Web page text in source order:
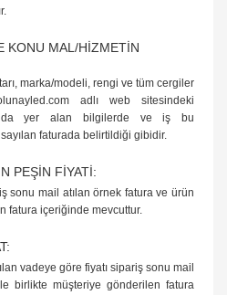
KONU MAL/HİZMETİN
marka/modeli, rengi ve tüm cergiler
adlı web sitesindeki
yer alan bilgilerde ve iş bu
faturada belirtildiği gibidir.
PEŞİN FİYATİ:
sonu mail atılan örnek fatura ve ürün
fatura içeriğinde mevcuttur.
vadeye göre fiyatı sipariş sonu mail
birlikte müşteriye gönderilen fatura